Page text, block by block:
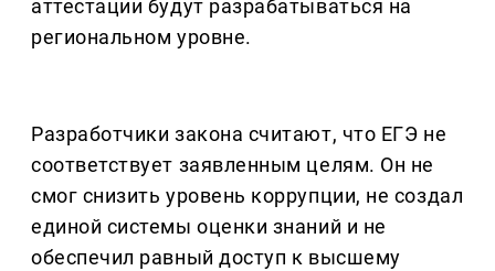
аттестации будут разрабатываться на
региональном уровне.
Разработчики закона считают, что ЕГЭ не
соответствует заявленным целям. Он не
смог снизить уровень коррупции, не создал
единой системы оценки знаний и не
обеспечил равный доступ к высшему